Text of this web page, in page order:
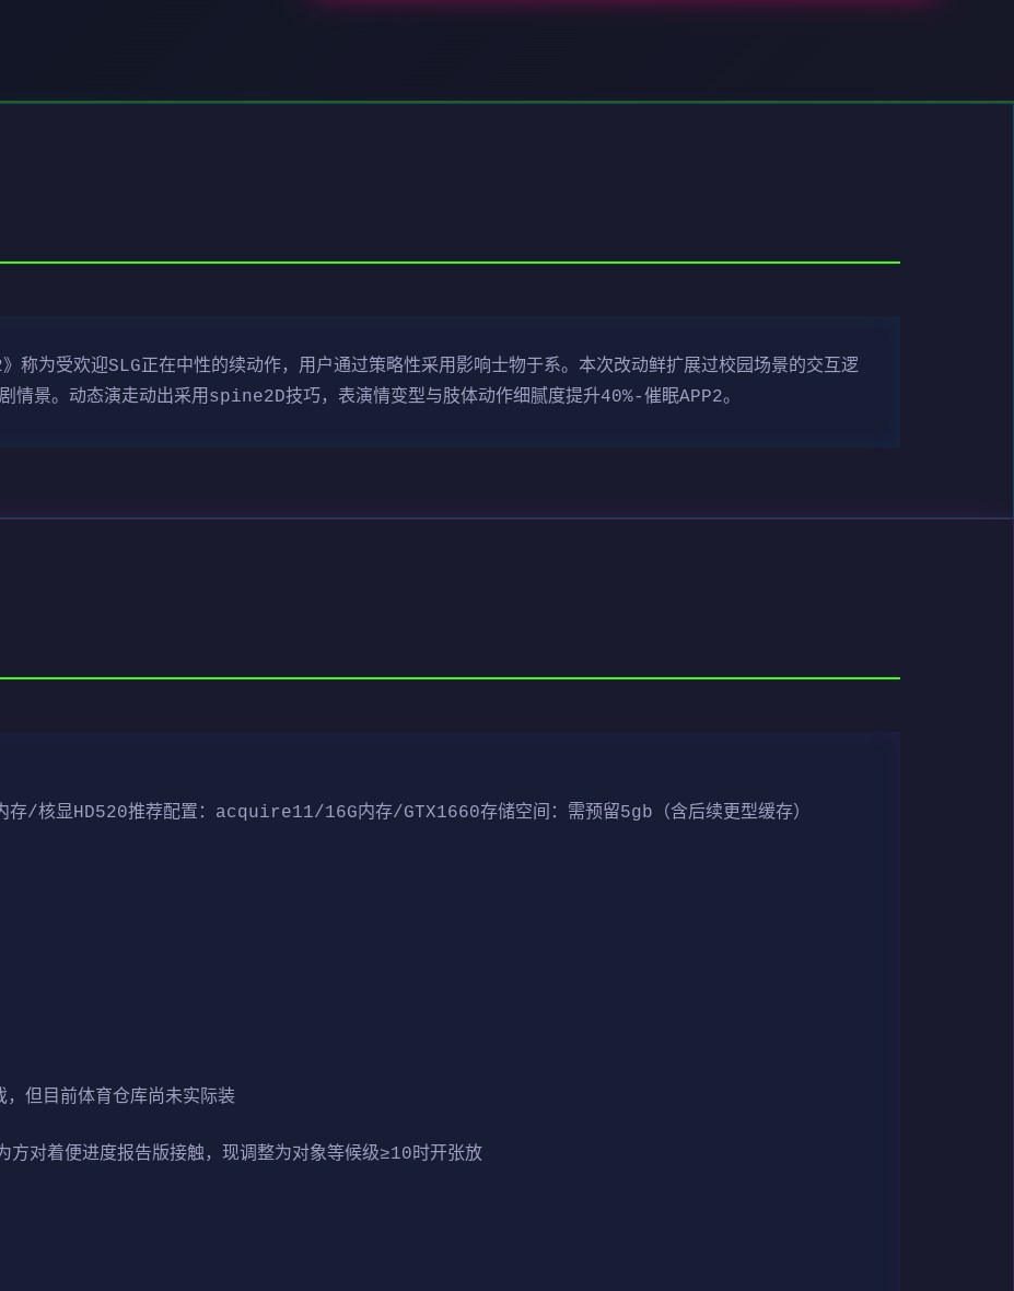
称为受欢迎SLG正在中性的续动作，用户通过策略性采用影响士物于系。本次改动鲜扩展过校园场景的交互逻
情景。动态演走动出采用spine2D技巧，表演情变型与肢体动作细腻度提升40%-催眠APP2。
/核显HD520​推荐配置​ ​：acquire11/16G内存/GTX1660​存储空间​ ​：需预留5gb（含后续更型缓存）
但目前体育仓库尚未实际装
方对着便进度报告版接触，现调整为对象等候级≥10时开张放